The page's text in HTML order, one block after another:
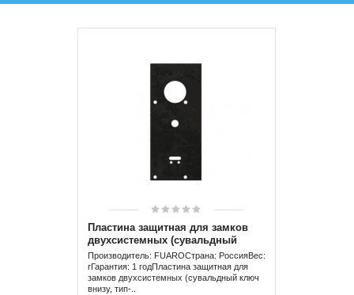
Пластина защитная для замков
двухсистемных (сувальдный
ключ внизу, тип-размер CISA
57.986)
Производитель: FUAROСтрана: РоссияВес: 150
гГарантия: 1 годПластина защитная для
замков двухсистемных (сувальдный ключ
внизу, тип-..